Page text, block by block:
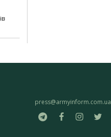
press@armyinform.com.ua